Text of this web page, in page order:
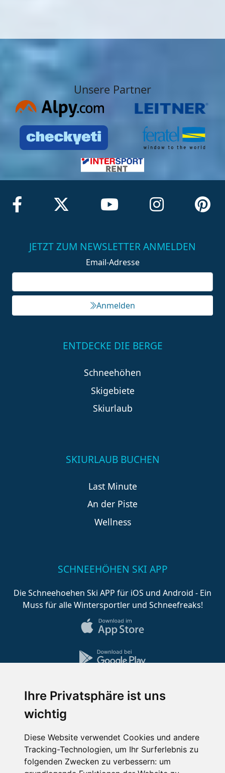
Ihre Privatsphäre ist uns
wichtig
Diese Website verwendet Cookies und andere
Tracking-Technologien, um Ihr Surferlebnis zu
folgenden Zwecken zu verbessern: um
Unsere Partner
JETZT ZUM NEWSLETTER ANMELDEN
Email-Adresse
Anmelden
ENTDECKE DIE BERGE
Schneehöhen
Skigebiete
Skiurlaub
SKIURLAUB BUCHEN
Last Minute
An der Piste
Wellness
SCHNEEHÖHEN SKI APP
Die Schneehoehen Ski APP für iOS und Android - Ein
Muss für alle Wintersportler und Schneefreaks!
Impressum
Nutzungsbedingungen
Portale
FAQ Newsletter Mediadaten
Copyright ©2026 Schneemenschen GmbH